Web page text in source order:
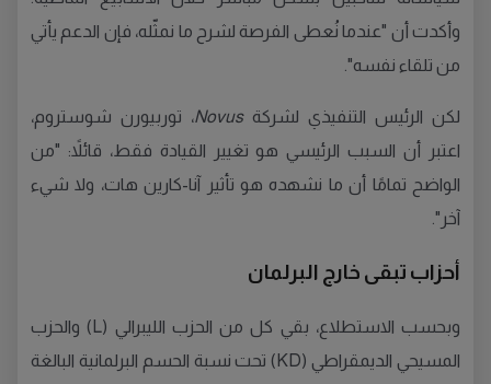
وأكدت أن "عندما نُعطى الفرصة لشرح ما نمثّله، فإن الدعم يأتي
من تلقاء نفسه".
لكن الرئيس التنفيذي لشركةNovus، توربيورن شوستروم،
اعتبر أن السبب الرئيسي هو تغيير القيادة فقط، قائلاً: "من
الواضح تمامًا أن ما نشهده هو تأثير آنا-كارين هات، ولا شيء
آخر".
أحزاب تبقى خارج البرلمان
وبحسب الاستطلاع، بقي كل من الحزب الليبرالي (L) والحزب
المسيحي الديمقراطي (KD) تحت نسبة الحسم البرلمانية البالغة